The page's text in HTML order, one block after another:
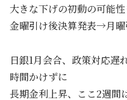
大きな下げの初動の可能性
金曜引け後決算発表→月曜
日銀1月会合、政策対応遅
時間かけずに
長期金利上昇、ここ2週間